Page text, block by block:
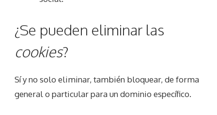
¿Se pueden eliminar las
cookies?
Sí y no solo eliminar, también bloquear, de forma
general o particular para un dominio específico.